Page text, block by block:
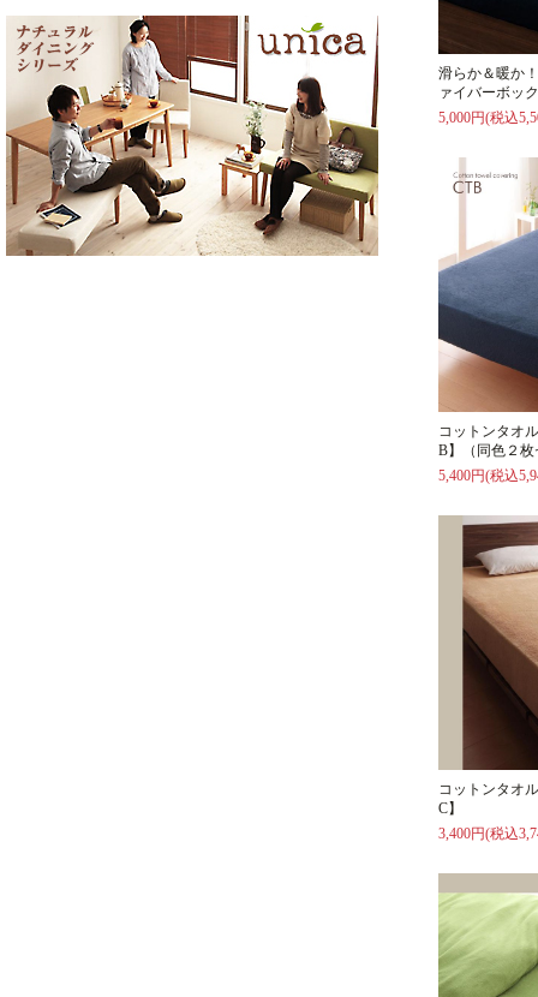
滑らか＆暖か
ァイバーボッ
5,000円(税込
コットンタオ
B】（同色２
5,400円(税込
コットンタオ
C】
3,400円(税込